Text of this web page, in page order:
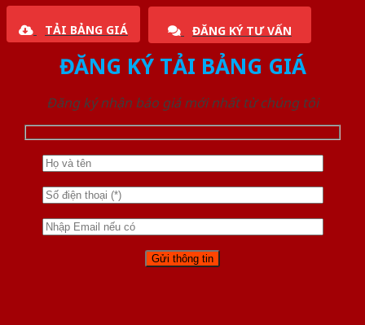
TẢI BẢNG GIÁ ĐĂNG KÝ TƯ VẤN
ĐĂNG KÝ TẢI BẢNG GIÁ
Đăng ký nhận báo giá mới nhất từ chúng tôi